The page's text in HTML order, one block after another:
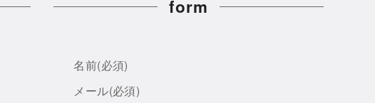
form
名前(必須)
メール(必須)